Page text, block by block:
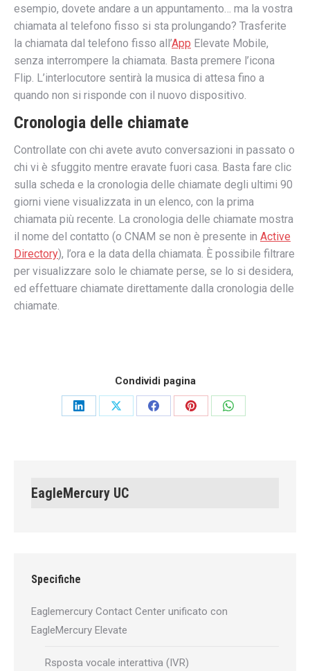
esempio, dovete andare a un appuntamento… ma la vostra
chiamata al telefono fisso si sta prolungando? Trasferite
la chiamata dal telefono fisso all’App Elevate Mobile,
senza interrompere la chiamata. Basta premere l’icona
Flip. L’interlocutore sentirà la musica di attesa fino a
quando non si risponde con il nuovo dispositivo.
Cronologia delle chiamate
Controllate con chi avete avuto conversazioni in passato o
chi vi è sfuggito mentre eravate fuori casa. Basta fare clic
sulla scheda e la cronologia delle chiamate degli ultimi 90
giorni viene visualizzata in un elenco, con la prima
chiamata più recente. La cronologia delle chiamate mostra
il nome del contatto (o CNAM se non è presente in Active
Directory), l’ora e la data della chiamata. È possibile filtrare
per visualizzare solo le chiamate perse, se lo si desidera,
ed effettuare chiamate direttamente dalla cronologia delle
chiamate.
Condividi pagina
Share
Share
Share
Share
Share
EagleMercury UC
Specifiche
Eaglemercury Contact Center unificato con
EagleMercury Elevate
Rsposta vocale interattiva (IVR)